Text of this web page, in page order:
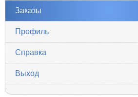
Заказы
Профиль
Справка
Выход